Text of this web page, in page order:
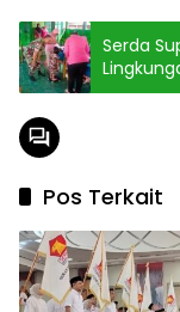
Serda
Aksi
Pos Terkait